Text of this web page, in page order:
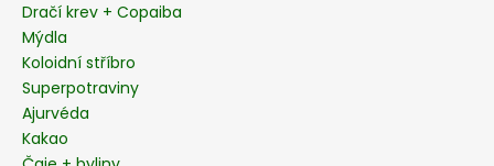
Dračí krev + Copaiba
Mýdla
Koloidní stříbro
Superpotraviny
Ajurvéda
Kakao